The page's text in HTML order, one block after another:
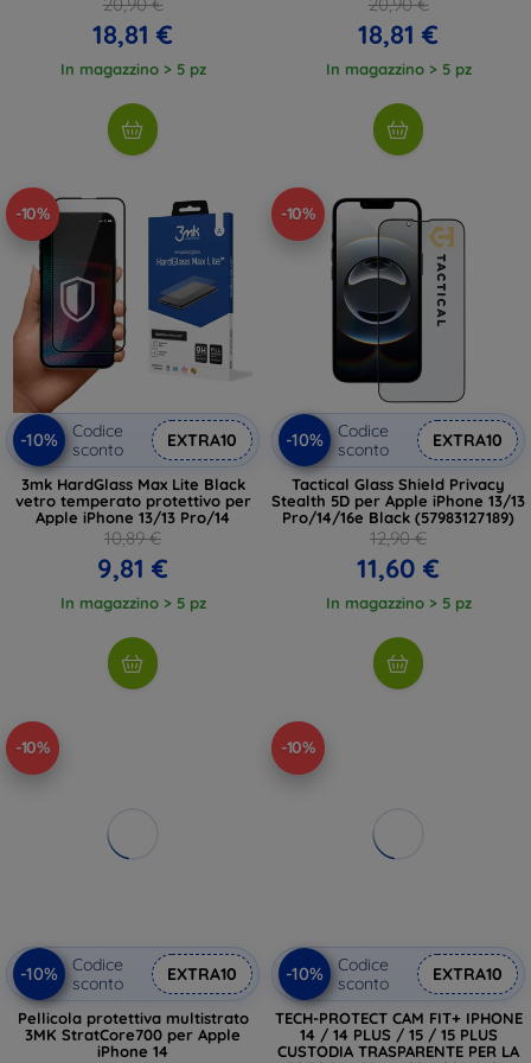
18,81 €
In magazzino > 5 pz
18,81 €
In magazzino > 5 pz
-10%
-10%
Codice
sconto
EXTRA10
3mk HardGlass Max Lite Black
vetro temperato protettivo per
Apple iPhone 13/13 Pro/14
10,89 €
9,81 €
In magazzino > 5 pz
-10%
-10%
Codice
sconto
EXTRA10
Tactical Glass Shield Privacy
Stealth 5D per Apple iPhone 13/13
Pro/14/16e Black (57983127189)
12,90 €
11,60 €
In magazzino > 5 pz
-10%
-10%
Codice
sconto
EXTRA10
Pellicola protettiva multistrato
3MK StratCore700 per Apple
iPhone 14
-10%
-10%
Codice
sconto
EXTRA10
TECH-PROTECT CAM FIT+ IPHONE
14 / 14 PLUS / 15 / 15 PLUS
CUSTODIA TRASPARENTE PER LA